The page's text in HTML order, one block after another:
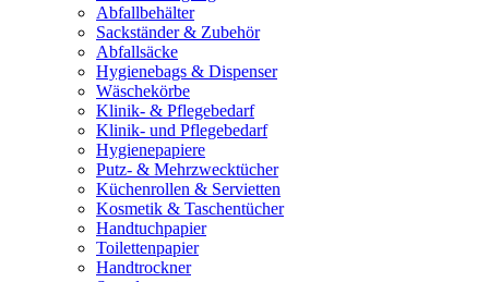
Abfallbehälter
Sackständer & Zubehör
Abfallsäcke
Hygienebags & Dispenser
Wäschekörbe
Klinik- & Pflegebedarf
Klinik- und Pflegebedarf
Hygienepapiere
Putz- & Mehrzwecktücher
Küchenrollen & Servietten
Kosmetik & Taschentücher
Handtuchpapier
Toilettenpapier
Handtrockner